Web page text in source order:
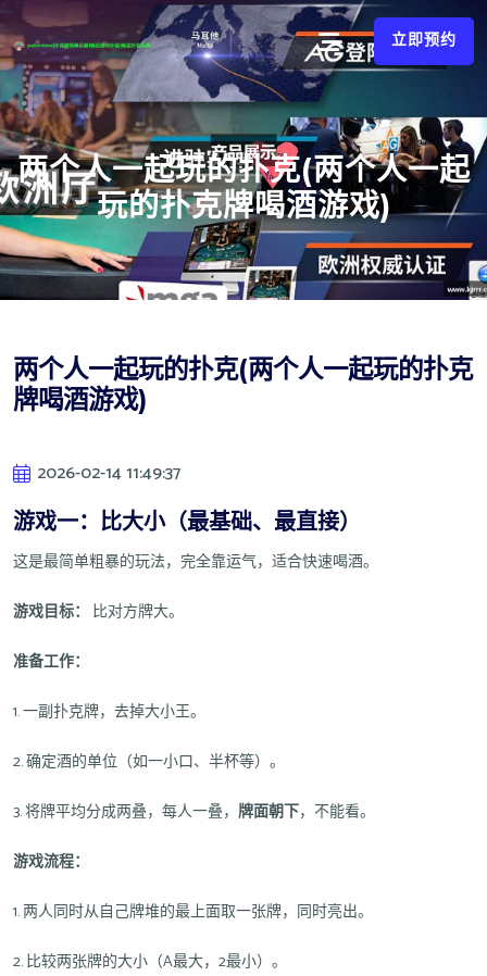
立即预约
两个人一起玩的扑克(两个人一起
玩的扑克牌喝酒游戏)
两个人一起玩的扑克(两个人一起玩的扑克
牌喝酒游戏)
2026-02-14 11:49:37
游戏一：比大小（最基础、最直接）
这是最简单粗暴的玩法，完全靠运气，适合快速喝酒。
游戏目标： 比对方牌大。
准备工作：
1. 一副扑克牌，去掉大小王。
2. 确定酒的单位（如一小口、半杯等）。
3. 将牌平均分成两叠，每人一叠， 牌面朝下，不能看。
游戏流程：
1. 两人同时从自己牌堆的最上面取一张牌，同时亮出。
2. 比较两张牌的大小（A最大，2最小）。